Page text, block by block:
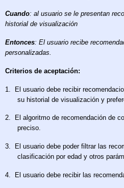
Cuando: al usuario se le presentan
historial de visualización
Entonces: El usuario recibe
personalizadas.
Criterios de aceptación:
1.
El usuario debe recibir
su historial de visualización y
2.
El algoritmo de recomendación de
preciso.
3.
El usuario debe poder filtrar las
clasificación por edad y otros
4. El usuario debe recibir las